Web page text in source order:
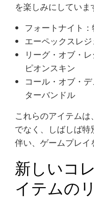
を楽しみにしていま
フォートナイト
エーペックスレ
リーグ・オブ・
ピオンスキン
コール・オブ・
ターバンドル
これらのアイテム
でなく、しばしば
伴い、ゲームプレイ
新しいコ
イテムの